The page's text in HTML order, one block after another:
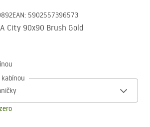
EAN: 5902557396573
City 90x90 Brush Gold